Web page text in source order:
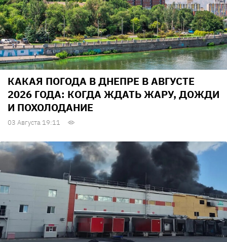
КАКАЯ ПОГОДА В ДНЕПРЕ В АВГУСТЕ
2026 ГОДА: КОГДА ЖДАТЬ ЖАРУ, ДОЖДИ
И ПОХОЛОДАНИЕ
03 Августа 19:11